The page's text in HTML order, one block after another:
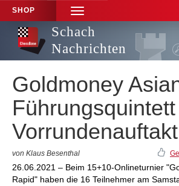
SHOP
TOGGLE
NAVIGATION
Schach
Nachrichten
Goldmoney
Vorrundenauftakt
von Klaus Besenthal
26.06.2021 – Beim 15+10-Onlineturnier
Rapid" haben die 16 Teilnehmer am